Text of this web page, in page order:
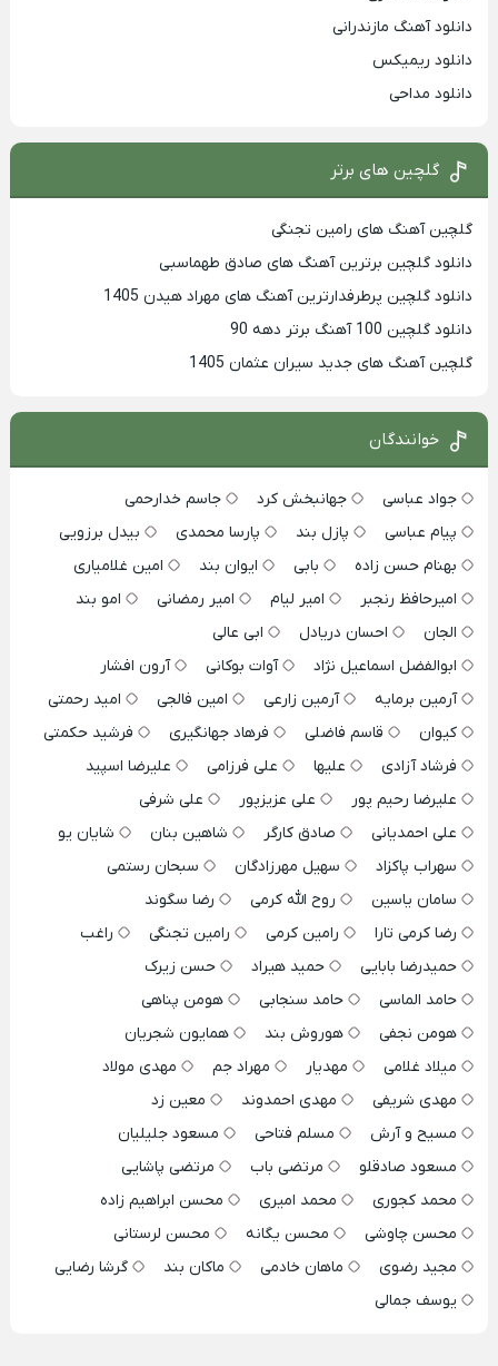
دانلود آهنگ مازندرانی
دانلود ریمیکس
دانلود مداحی
گلچین های برتر
گلچین آهنگ های رامین تجنگی
دانلود گلچین برترین آهنگ های صادق طهماسبی
دانلود گلچین پرطرفدارترین آهنگ های مهراد هیدن 1405
دانلود گلچین 100 آهنگ برتر دهه 90
گلچین آهنگ های جدید سیران عثمان 1405
خوانندگان
جواد عباسی جهانبخش کرد
جاسم خدارحمی
پیام عباسی
پازل بند پارسا محمدی
بیدل برزویی
بهنام حسن زاده
بابی ایوان بند
امین غلامیاری
امیرحافظ رنجبر
امیر لیام امیر رمضانی
امو بند
الجان
احسان دریادل
ابی عالی
ابوالفضل اسماعیل نژاد
آوات بوکانی
آرون افشار
آرمین برمایه
آرمین زارعی امین فالجی
امید رحمتی
کیوان
قاسم فاضلی فرهاد جهانگیری
فرشید حکمتی
فرشاد آزادی
علیها علی فرزامی
علیرضا اسپید
علیرضا رحیم پور
علی عزیزپور
علی شرفی
علی احمدیانی
صادق کارگر شاهین بنان
شایان یو
سهراب پاکزاد
سهیل مهرزادگان
سبحان رستمی
سامان یاسین
روح الله کرمی
رضا سگوند
رضا کرمی تارا
رامین کرمی رامین تجنگی
راغب
حمیدرضا بابایی
حمید هیراد
حسن زیرک
حامد الماسی
حامد سنجابی
هومن پناهی
هومن نجفی
هوروش بند
همایون شجریان
میلاد غلامی
مهدیار مهراد جم
مهدی مولاد
مهدی شریفی
مهدی احمدوند
معین زد
مسیح و آرش
مسلم فتاحی
مسعود جلیلیان
مسعود صادقلو
مرتضی باب
مرتضی پاشایی
محمد کجوری
محمد امیری
محسن ابراهیم زاده
محسن چاوشی
محسن یگانه
محسن لرستانی
مجید رضوی
ماهان خادمی ماکان بند
گرشا رضایی
یوسف جمالی